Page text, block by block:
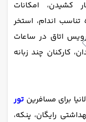
کشیدن، امکانات
اندام، استخر
اتاق در ساعات
چمدان، کارکنان چند زبانه
برای مسافرین تور
رایگان، پنکه،